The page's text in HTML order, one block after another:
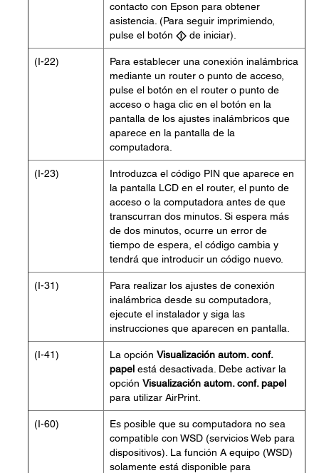
contacto con Epson para obtener
asistencia. (Para seguir imprimiendo,
pulse el botón
de iniciar).
(I-22)
Para establecer una conexión inalámbrica
mediante un router o punto de acceso,
pulse el botón en el router o punto de
acceso o haga clic en el botón en la
pantalla de los ajustes inalámbricos que
aparece en la pantalla de la
computadora.
(I-23)
Introduzca el código PIN que aparece en
la pantalla LCD en el router, el punto de
acceso o la computadora antes de que
transcurran dos minutos. Si espera más
de dos minutos, ocurre un error de
tiempo de espera, el código cambia y
tendrá que introducir un código nuevo.
(I-31)
Para realizar los ajustes de conexión
inalámbrica desde su computadora,
ejecute el instalador y siga las
instrucciones que aparecen en pantalla.
(I-41) La opción Visualización autom. conf.
papel está desactivada. Debe activar la
opción Visualización autom. conf. papel
para utilizar AirPrint.
(I-60)
Es posible que su computadora no sea
compatible con WSD (servicios Web para
dispositivos). La función A equipo (WSD)
solamente está disponible para